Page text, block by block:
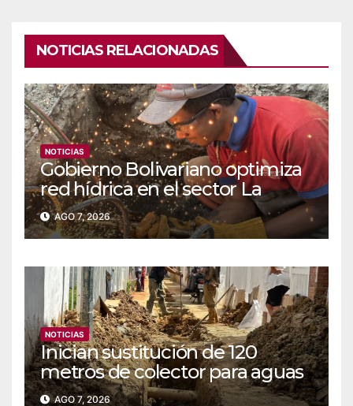
NOTICIAS RELACIONADAS
NOTICIAS
Gobierno Bolivariano optimiza
red hídrica en el sector La
Majada
AGO 7, 2026
NOTICIAS
Inician sustitución de 120
metros de colector para aguas
servidas en Coche
AGO 7, 2026